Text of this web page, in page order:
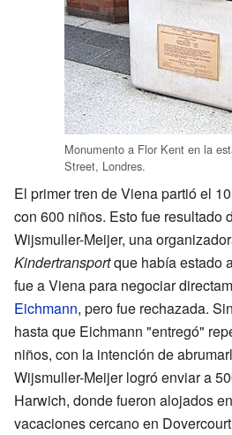
Monumento a Flor Kent en la
Street, Londres.
El primer tren de Viena partió el
con 600 niños. Esto fue resultado
Wijsmuller-Meijer, una
Kindertransportque había estado
fue a Viena para negociar
Eichmann, pero fue rechazada.
hasta que Eichmann "entregó"
niños, con la intención de
Wijsmuller-Meijer logró enviar a
Harwich, donde fueron alojados
vacaciones cercano en